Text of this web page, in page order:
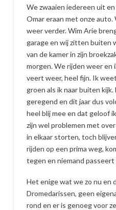
We zwaaien iedereen uit
Omar eraan met onze auto.
weer verder. Wim Arie
garage en wij zitten buiten
van de kamer in zijn
morgen. We rijden weer en
veert weer, heel fijn. Ik
groen als ik naar buiten
geregend en dit jaar dus
heel blij mee en dat geloof
zijn wel problemen met
in elkaar storten, toch
rijden op een prima weg,
tegen en niemand passeert
Het enige wat we zo nu en
Dromedarissen, geen
rond en er is genoeg voor